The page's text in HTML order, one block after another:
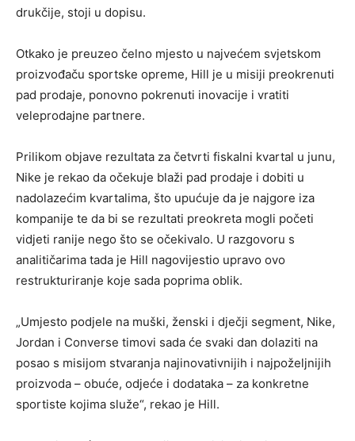
drukčije, stoji u dopisu.
Otkako je preuzeo čelno mjesto u najvećem svjetskom
proizvođaču sportske opreme, Hill je u misiji preokrenuti
pad prodaje, ponovno pokrenuti inovacije i vratiti
veleprodajne partnere.
Prilikom objave rezultata za četvrti fiskalni kvartal u junu,
Nike je rekao da očekuje blaži pad prodaje i dobiti u
nadolazećim kvartalima, što upućuje da je najgore iza
kompanije te da bi se rezultati preokreta mogli početi
vidjeti ranije nego što se očekivalo. U razgovoru s
analitičarima tada je Hill nagovijestio upravo ovo
restrukturiranje koje sada poprima oblik.
„Umjesto podjele na muški, ženski i dječji segment, Nike,
Jordan i Converse timovi sada će svaki dan dolaziti na
posao s misijom stvaranja najinovativnijih i najpoželjnijih
proizvoda – obuće, odjeće i dodataka – za konkretne
sportiste kojima služe“, rekao je Hill.